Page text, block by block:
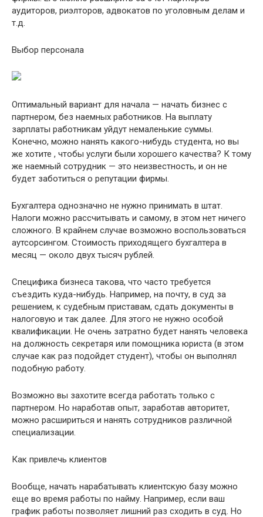
аудиторов, риэлторов, адвокатов по уголовным делам и
т.д.
Выбор персонала
Оптимальный вариант для начала — начать бизнес с
партнером, без наемных работников. На выплату
зарплаты работникам уйдут немаленькие суммы.
Конечно, можно нанять какого-нибудь студента, но вы
же хотите , чтобы услуги были хорошего качества? К тому
же наемный сотрудник — это неизвестность, и он не
будет заботиться о репутации фирмы.
Бухгалтера однозначно не нужно принимать в штат.
Налоги можно рассчитывать и самому, в этом нет ничего
сложного. В крайнем случае возможно воспользоваться
аутсорсингом. Стоимость приходящего бухгалтера в
месяц — около двух тысяч рублей.
Специфика бизнеса такова, что часто требуется
съездить куда-нибудь. Например, на почту, в суд за
решением, к судебным приставам, сдать документы в
налоговую и так далее. Для этого не нужно особой
квалификации. Не очень затратно будет нанять человека
на должность секретаря или помощника юриста (в этом
случае как раз подойдет студент), чтобы он выполнял
подобную работу.
Возможно вы захотите всегда работать только с
партнером. Но наработав опыт, заработав авторитет,
можно расшириться и нанять сотрудников различной
специализации.
Как привлечь клиентов
Вообще, начать нарабатывать клиентскую базу можно
еще во время работы по найму. Например, если ваш
график работы позволяет лишний раз сходить в суд. Но